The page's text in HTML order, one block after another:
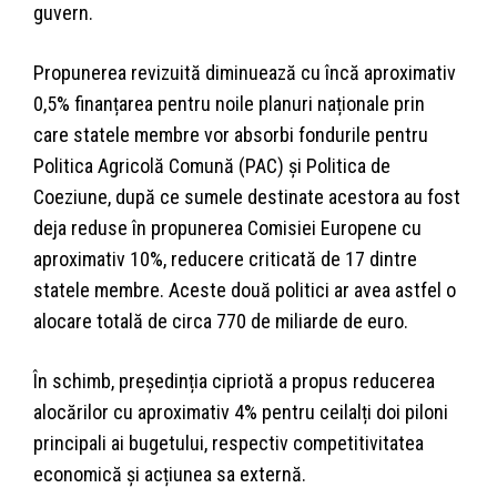
guvern.
Propunerea revizuită diminuează cu încă aproximativ
0,5% finanțarea pentru noile planuri naționale prin
care statele membre vor absorbi fondurile pentru
Politica Agricolă Comună (PAC) și Politica de
Coeziune, după ce sumele destinate acestora au fost
deja reduse în propunerea Comisiei Europene cu
aproximativ 10%, reducere criticată de 17 dintre
statele membre. Aceste două politici ar avea astfel o
alocare totală de circa 770 de miliarde de euro.
În schimb, președinția cipriotă a propus reducerea
alocărilor cu aproximativ 4% pentru ceilalți doi piloni
principali ai bugetului, respectiv competitivitatea
economică și acțiunea sa externă.